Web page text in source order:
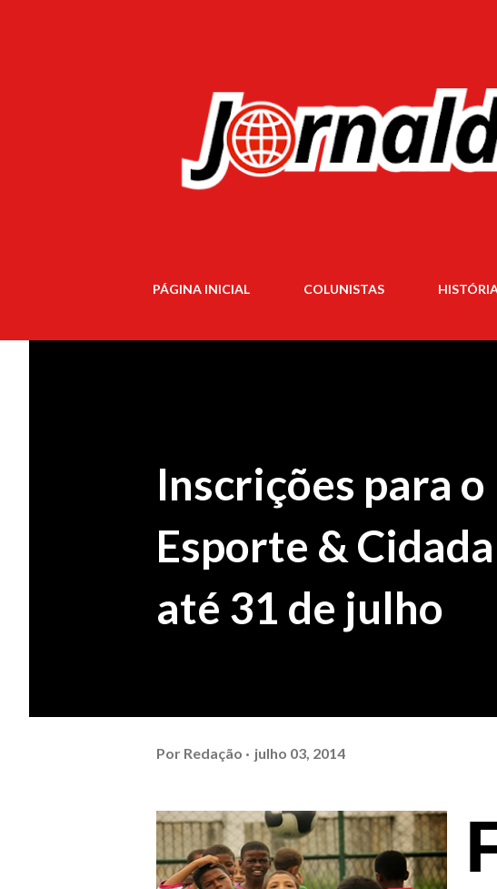
PÁGINA INICIAL COLUNISTAS
Inscrições para
Esporte &
até 31 de julho
Por Redação julho 03, 2014